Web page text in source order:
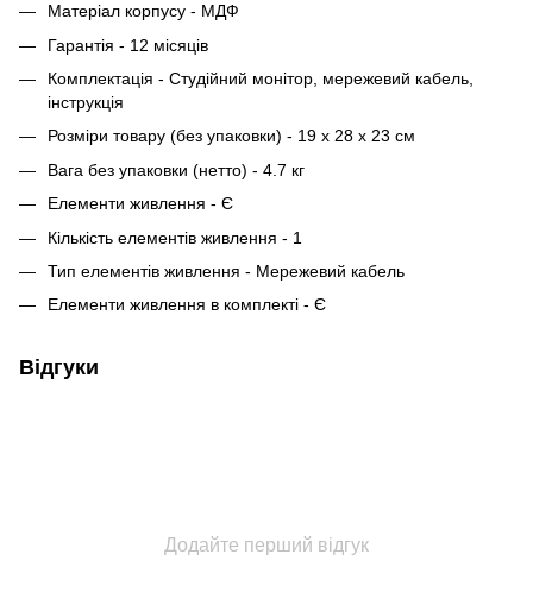
Матеріал корпусу - МДФ
Гарантія - 12 місяців
Комплектація - Студійний монітор, мережевий кабель,
інструкція
Розміри товару (без упаковки) - 19 x 28 x 23 см
Вага без упаковки (нетто) - 4.7 кг
Елементи живлення - Є
Кількість елементів живлення - 1
Тип елементів живлення - Мережевий кабель
Елементи живлення в комплекті - Є
Відгуки
Додайте перший відгук